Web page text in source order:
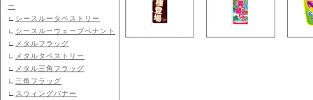
ー
∟ シースルータペストリー
∟ シースルーウェーブペナント
∟
メタルフラッグ
∟
メタルタペストリー
∟
メタル三角フラッグ
∟ 三角フラッグ
∟ スウィングバナー